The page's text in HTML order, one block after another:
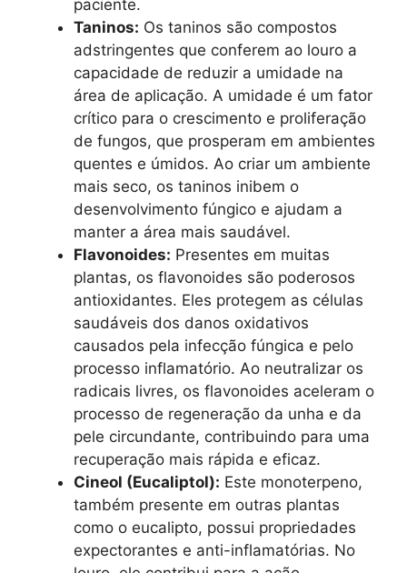
paciente.
Taninos: Os taninos são compostos
adstringentes que conferem ao louro a
capacidade de reduzir a umidade na
área de aplicação. A umidade é um fator
crítico para o crescimento e proliferação
de fungos, que prosperam em ambientes
quentes e úmidos. Ao criar um ambiente
mais seco, os taninos inibem o
desenvolvimento fúngico e ajudam a
manter a área mais saudável.
Flavonoides: Presentes em muitas
plantas, os flavonoides são poderosos
antioxidantes. Eles protegem as células
saudáveis dos danos oxidativos
causados pela infecção fúngica e pelo
processo inflamatório. Ao neutralizar os
radicais livres, os flavonoides aceleram o
processo de regeneração da unha e da
pele circundante, contribuindo para uma
recuperação mais rápida e eficaz.
Cineol (Eucaliptol): Este monoterpeno,
também presente em outras plantas
como o eucalipto, possui propriedades
expectorantes e anti-inflamatórias. No